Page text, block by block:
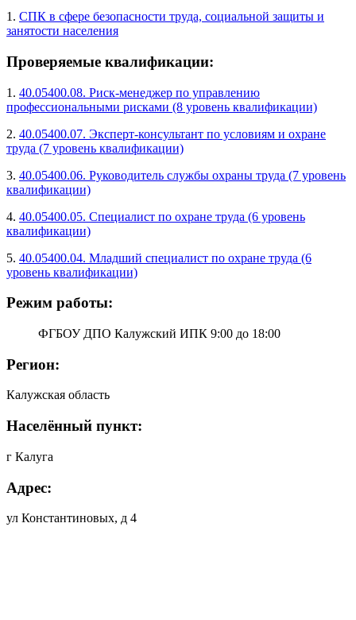
1. СПК в сфере безопасности труда, социальной защиты и
занятости населения
Проверяемые квалификации:
1. 40.05400.08. Риск-менеджер по управлению
профессиональными рисками (8 уровень квалификации)
2. 40.05400.07. Эксперт-консультант по условиям и охране
труда (7 уровень квалификации)
3. 40.05400.06. Руководитель службы охраны труда (7 уровень
квалификации)
4. 40.05400.05. Специалист по охране труда (6 уровень
квалификации)
5. 40.05400.04. Младший специалист по охране труда (6
уровень квалификации)
Режим работы:
ФГБОУ ДПО Калужский ИПК 9:00 до 18:00
Регион:
Калужская область
Населённый пункт:
г Калуга
Адрес:
ул Константиновых, д 4